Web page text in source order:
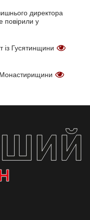
директора
повірили у
із Гусятинщини
Монастирищини